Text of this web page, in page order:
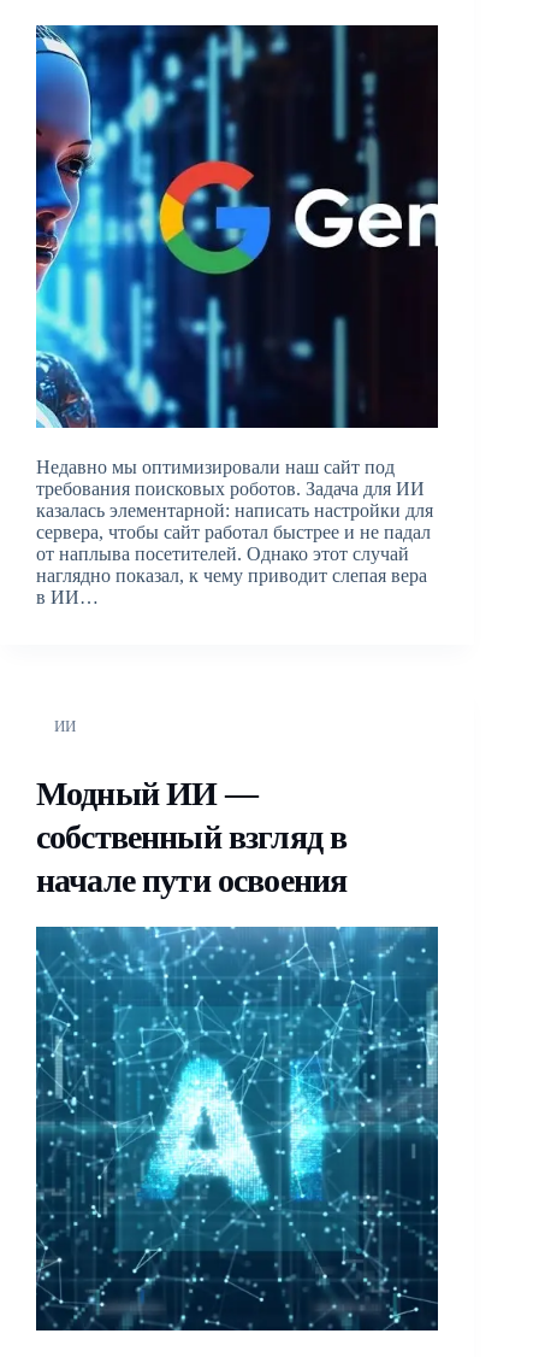
Недавно мы оптимизировали наш сайт под
требования поисковых роботов. Задача для ИИ
казалась элементарной: написать настройки для
сервера, чтобы сайт работал быстрее и не падал
от наплыва посетителей. Однако этот случай
наглядно показал, к чему приводит слепая вера
в ИИ…
ИИ
Модный ИИ —
собственный взгляд в
начале пути освоения